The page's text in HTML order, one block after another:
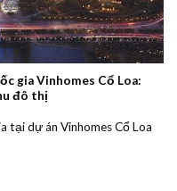
gia Vinhomes Cổ Loa:
đô thị
tại dự án Vinhomes Cổ Loa